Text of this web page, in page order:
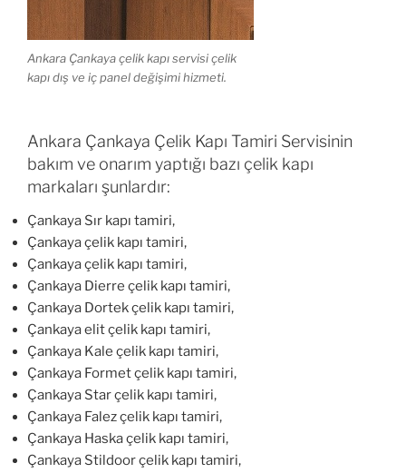
Ankara Çankaya çelik kapı servisi çelik
kapı dış ve iç panel değişimi hizmeti.
Ankara Çankaya Çelik Kapı Tamiri Servisinin
bakım ve onarım yaptığı bazı çelik kapı
markaları şunlardır:
Çankaya Sır kapı tamiri,
Çankaya çelik kapı tamiri,
Çankaya çelik kapı tamiri,
Çankaya Dierre çelik kapı tamiri,
Çankaya Dortek çelik kapı tamiri,
Çankaya elit çelik kapı tamiri,
Çankaya Kale çelik kapı tamiri,
Çankaya Formet çelik kapı tamiri,
Çankaya Star çelik kapı tamiri,
Çankaya Falez çelik kapı tamiri,
Çankaya Haska çelik kapı tamiri,
Çankaya Stildoor çelik kapı tamiri,